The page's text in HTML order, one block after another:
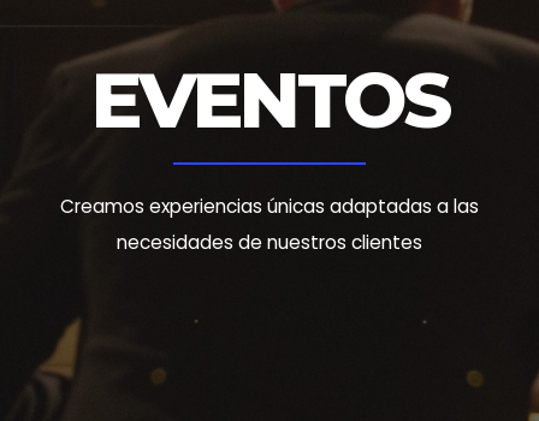
EVENTOS
Creamos experiencias únicas adaptadas a las
necesidades de nuestros clientes